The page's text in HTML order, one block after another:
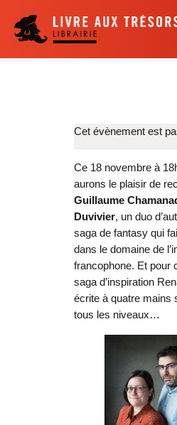
NOS LECTURES
AGENDA
COMMANDES
LA LIBRAIRIE
Cet évènement est
Ce 18 novembre à
aurons le plaisir de
Guillaume
Duvivier, un duo
saga de fantasy qui
dans le domaine de
francophone. Et pour
saga d’inspiration
écrite à quatre mains
tous les niveaux…